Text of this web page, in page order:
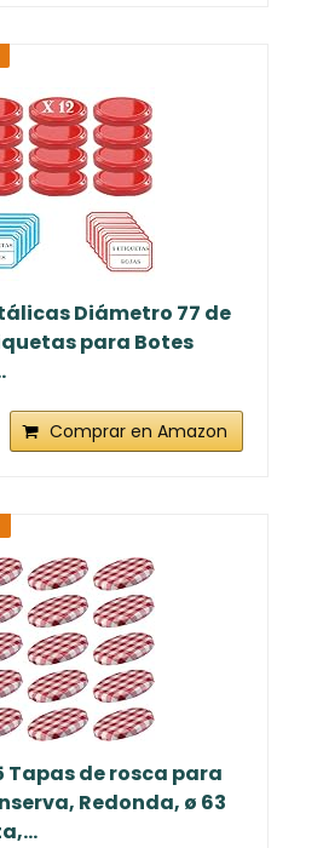
Diámetro 77 de
para Botes
Comprar en Amazon
Tapas de rosca para
Redonda, ø 63